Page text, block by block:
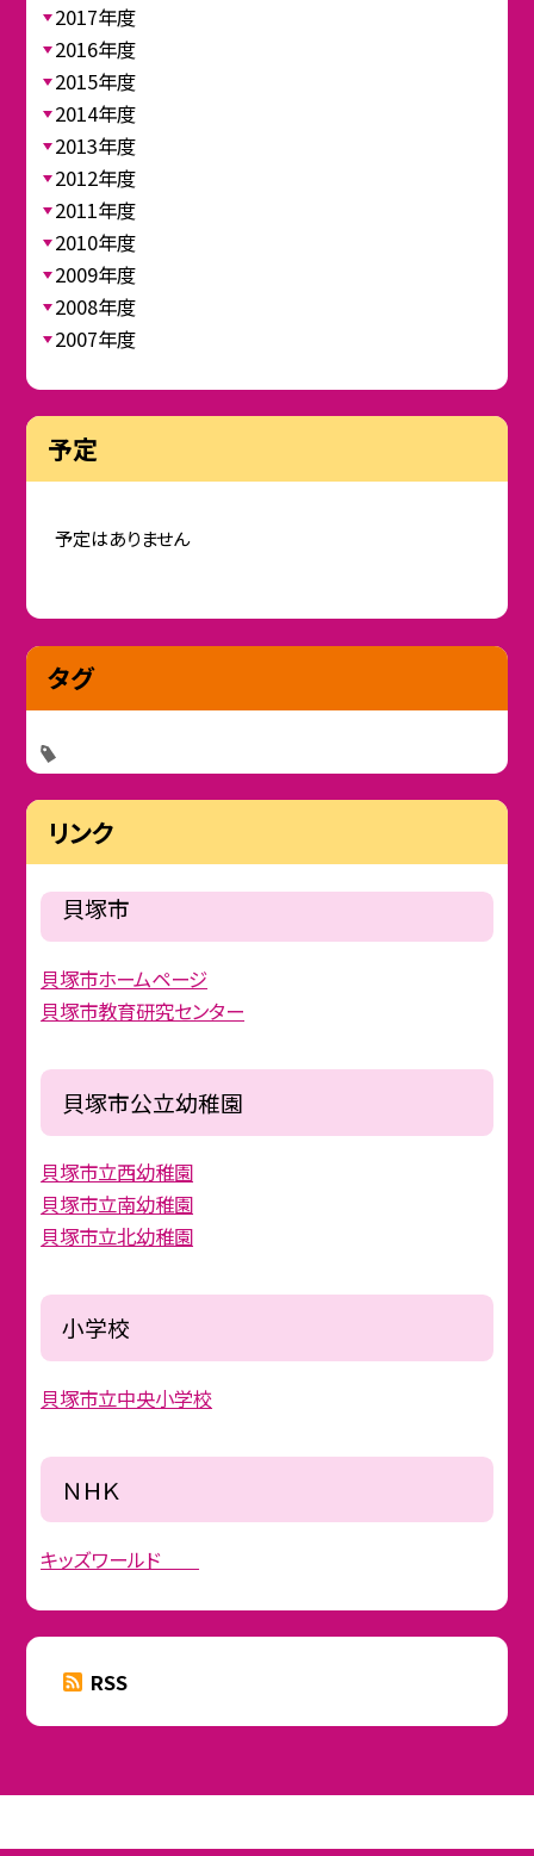
2017年度
2016年度
2015年度
2014年度
2013年度
2012年度
2011年度
2010年度
2009年度
2008年度
2007年度
予定
予定はありません
タグ
リンク
貝塚市
貝塚市ホームページ
貝塚市教育研究センター
貝塚市公立幼稚園
貝塚市立西幼稚園
貝塚市立南幼稚園
貝塚市立北幼稚園
小学校
貝塚市立中央小学校
ＮＨＫ
キッズワールド
RSS